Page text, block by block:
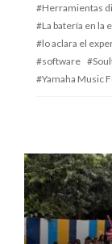
Herramientas
La batería en la
lo aclara el
software
Yamaha Music